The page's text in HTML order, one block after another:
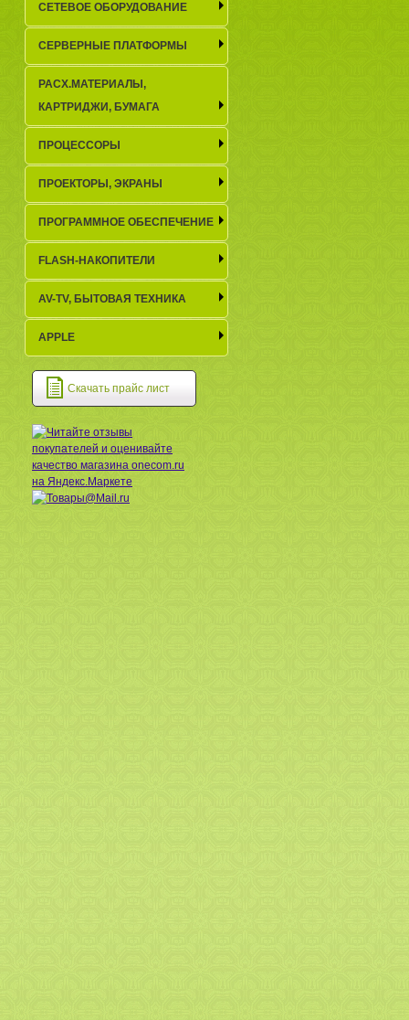
СЕТЕВОЕ ОБОРУДОВАНИЕ
СЕРВЕРНЫЕ ПЛАТФОРМЫ
РАСХ.МАТЕРИАЛЫ,
КАРТРИДЖИ, БУМАГА
ПРОЦЕССОРЫ
ПРОЕКТОРЫ, ЭКРАНЫ
ПРОГРАММНОЕ ОБЕСПЕЧЕНИЕ
FLASH-НАКОПИТЕЛИ
AV-TV, БЫТОВАЯ ТЕХНИКА
APPLE
Скачать прайс лист